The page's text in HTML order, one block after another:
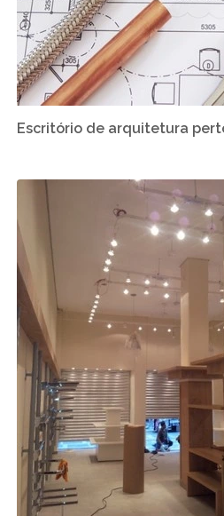
Escritório de arquitetura